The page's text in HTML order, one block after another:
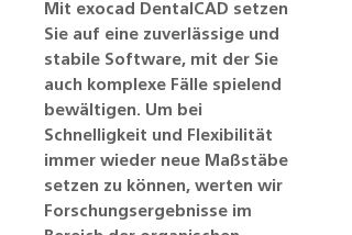
Mit exocad DentalCAD setzen
Sie auf eine zuverlässige und
stabile Software, mit der Sie
auch komplexe Fälle spielend
bewältigen. Um bei
Schnelligkeit und Flexibilität
immer wieder neue Maßstäbe
setzen zu können, werten wir
Forschungsergebnisse im